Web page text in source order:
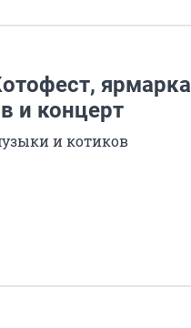
ярмарка
и концерт
и котиков